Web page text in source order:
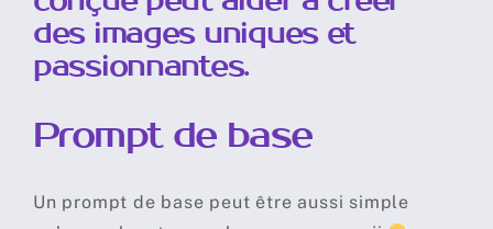
Taille d’image et format
Outils de Prompts avancés
Abonnements
des images uniques et
passionnantes.
Prompt de base
Un prompt de base peut être aussi simple